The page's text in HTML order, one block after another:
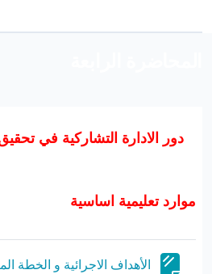
واجهة جانبية
الخطوط العريضة
دور الادارة التشاركية في
موارد تعليمية اساسية
الأهداف الاجرائية و الخطة